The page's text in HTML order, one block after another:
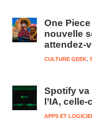
One
nouvelle
attendez-
CULTURE GEEK,
Spotify
l’IA,
APPS ET